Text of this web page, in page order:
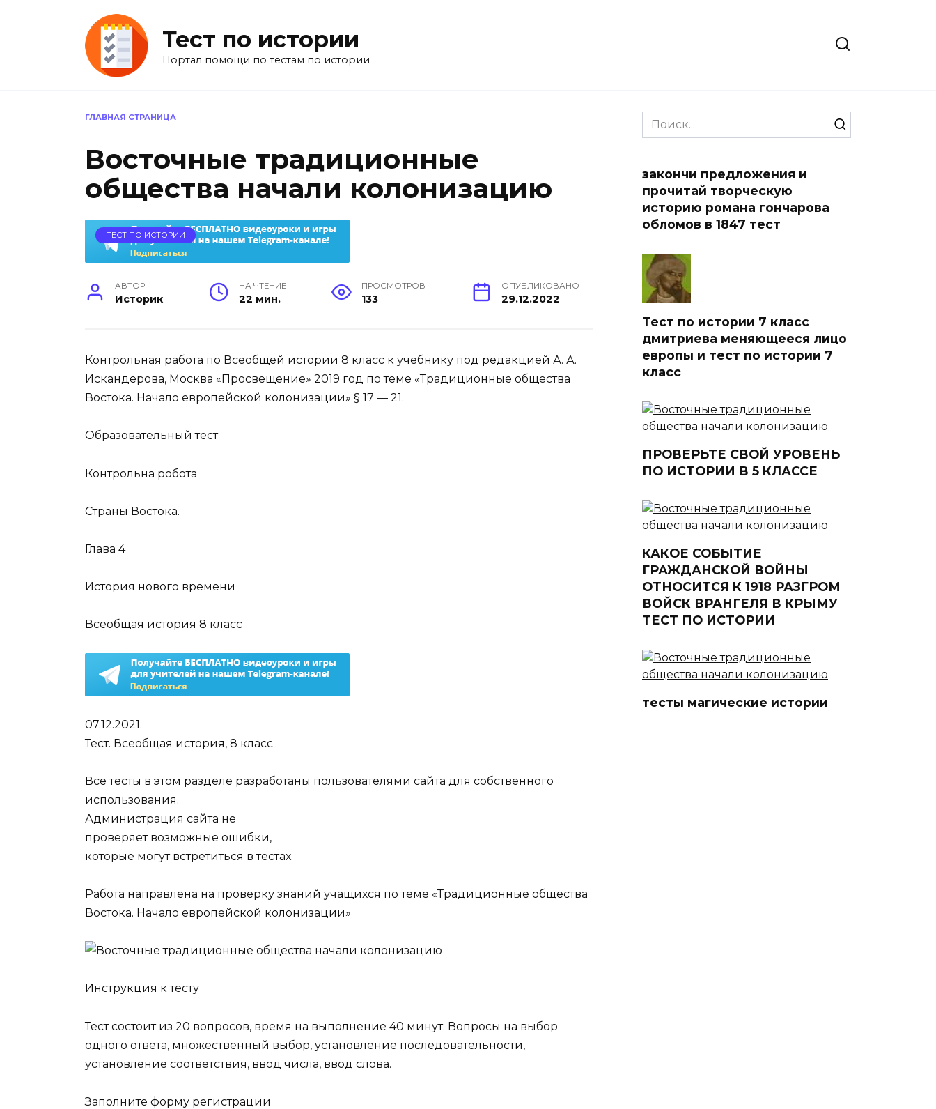
Тест по истории
Портал помощи по тестам по истории
ГЛАВНАЯ СТРАНИЦА
Восточные традиционные
общества начали колонизацию
ТЕСТ ПО ИСТОРИИ
АВТОР
Историк
НА ЧТЕНИЕ
22 мин.
ПРОСМОТРОВ
133
ОПУБЛИКОВАНО
29.12.2022
Контрольная работа по Всеобщей истории 8 класс к учебнику под редакцией А. А.
Искандерова, Москва «Просвещение» 2019 год по теме «Традиционные общества
Востока. Начало европейской колонизации» § 17 — 21.
Образовательный тест
Контрольна робота
Страны Востока.
Глава 4
История нового времени
Всеобщая история 8 класс
07.12.2021.
Тест. Всеобщая история, 8 класс
Все тесты в этом разделе разработаны пользователями сайта для собственного
использования.
Администрация сайта не
проверяет возможные ошибки,
которые могут встретиться в тестах.
Работа направлена на проверку знаний учащихся по теме «Традиционные общества
Востока. Начало европейской колонизации»
Инструкция к тесту
Тест состоит из 20 вопросов, время на выполнение 40 минут. Вопросы на выбор
одного ответа, множественный выбор, установление последовательности,
установление соответствия, ввод числа, ввод слова.
Заполните форму регистрации
Search
for:
закончи предложения и
прочитай творческую
историю романа гончарова
обломов в 1847 тест
Тест по истории 7 класс
дмитриева меняющееся лицо
европы и тест по истории 7
класс
ПРОВЕРЬТЕ СВОЙ УРОВЕНЬ
ПО ИСТОРИИ В 5 КЛАССЕ
КАКОЕ СОБЫТИЕ
ГРАЖДАНСКОЙ ВОЙНЫ
ОТНОСИТСЯ К 1918 РАЗГРОМ
ВОЙСК ВРАНГЕЛЯ В КРЫМУ
ТЕСТ ПО ИСТОРИИ
тесты магические истории